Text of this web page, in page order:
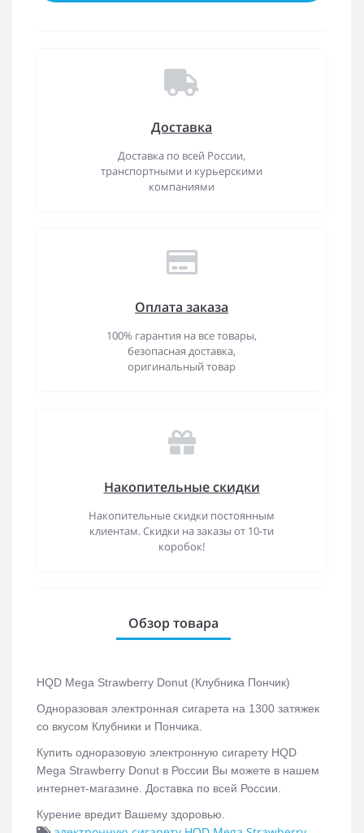
Доставка
Доставка по всей России,
транспортными и курьерскими
компаниями
Оплата заказа
100% гарантия на все товары,
безопасная доставка,
оригинальный товар
Накопительные скидки
Накопительные скидки постоянным
клиентам. Скидки на заказы от 10-ти
коробок!
Обзор товара
HQD Mega Strawberry Donut (Клубника Пончик)
Одноразовая электронная сигарета на 1300 затяжек
со вкусом Клубники и Пончика.
Купить одноразовую электронную сигарету HQD
Mega Strawberry Donut в России Вы можете в нашем
интернет-магазине. Доставка по всей России.
Курение вредит Вашему здоровью.